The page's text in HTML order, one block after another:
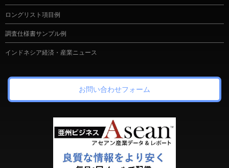
ロングリスト項目例
調査仕様書サンプル例
インドネシア経済・産業ニュース
お問い合わせフォーム